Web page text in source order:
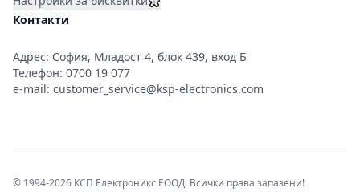
Контакти
Адрес: София, Младост 4, блок 439, вход Б
Телефон: 0700 19 077
e-mail: customer_service@ksp-electronics.com
© 1994-2026 КСП Електроникс ЕООД. Всички права запазени!